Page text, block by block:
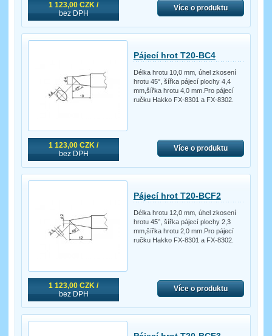
1 123,00 CZK /
bez DPH
Více o produktu
1 123,00 CZK /
bez DPH
Pájecí hrot T20-BC4
Délka hrotu 10,0 mm, úhel zkosení
hrotu 45°, šířka pájecí plochy 4,4
mm,šířka hrotu 4,0 mm.Pro pájecí
ručku Hakko FX-8301 a FX-8302.
Více o produktu
1 123,00 CZK /
bez DPH
Pájecí hrot T20-BCF2
Délka hrotu 12,0 mm, úhel zkosení
hrotu 45°, šířka pájecí plochy 2,3
mm,šířka hrotu 2,0 mm.Pro pájecí
ručku Hakko FX-8301 a FX-8302.
Více o produktu